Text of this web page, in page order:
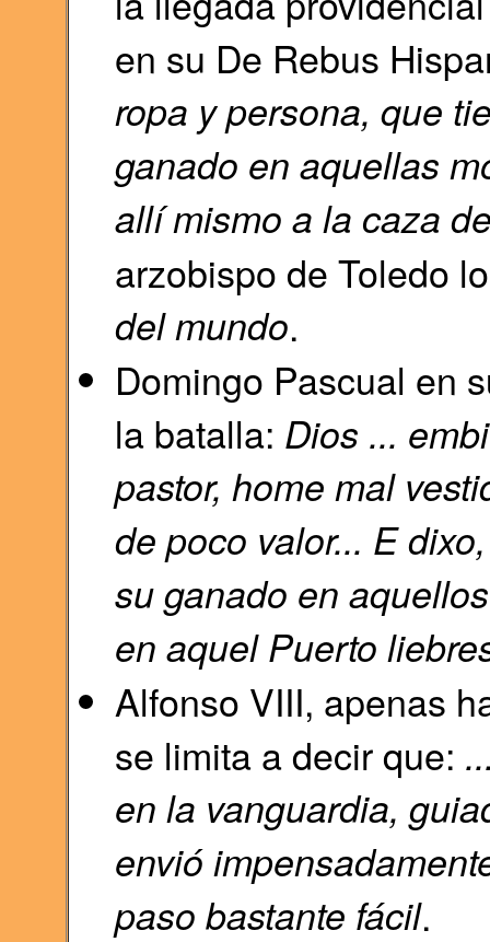
en su De Rebus
ropa y persona, que
ganado en aquellas
allí mismo a la caza
arzobispo de Toledo
del mundo.
Domingo Pascual en
la batalla: Dios ...
pastor, home mal
de poco valor... E
su ganado en
en aquel Puerto
Alfonso VIII, apenas
se limita a decir que:
en la vanguardia,
envió
paso bastante fácil.